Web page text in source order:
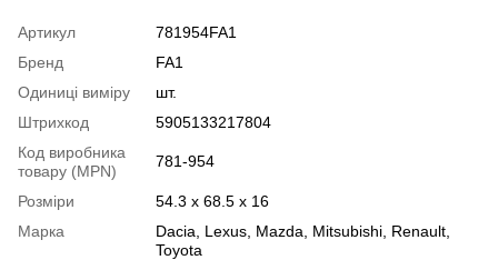
Артикул
781954FA1
Бренд
FA1
Одиниці виміру
шт.
Штрихкод
5905133217804
Код виробника
товару (MPN)
781-954
Розміри
54.3 x 68.5 x 16
Марка
Dacia Lexus Mazda Mitsubishi Renault
Toyota